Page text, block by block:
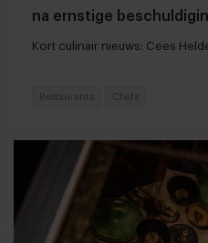
na ernstige
Kort culinair nieuws: Cees
Restaurants Chefs